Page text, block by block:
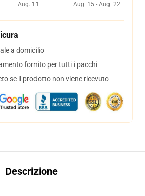
Aug. 11
Aug. 15 - Aug. 22
a domicilio
fornito per tutti i pacchi
se il prodotto non viene ricevuto
Descrizione